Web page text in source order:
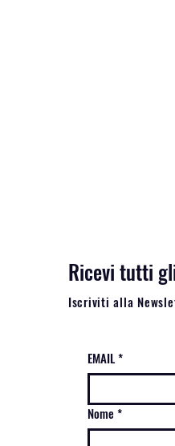
Ricevi tutti
Iscriviti alla
EMAIL*
Nome *